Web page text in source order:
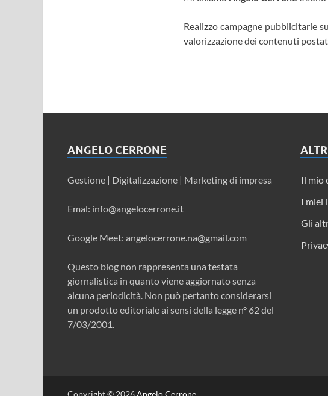
Realizzo campagne pubblicitarie
valorizzazione dei contenuti
ANGELO CERRONE
Gestione | Digitalizzazione | Marketing di impresa
Emal: info@angelocerrone.it
Google Meet: angelocerrone.na@gmail.com
Questo blog non rappresenta una testata
giornalistica in quanto viene aggiornato senza
alcuna periodicità. Non può pertanto considerarsi
un prodotto editoriale ai sensi della legge n° 62 del
7/03/2001.
Il mio
I miei
Gli
Copyright © 2026 Angelo Cerrone